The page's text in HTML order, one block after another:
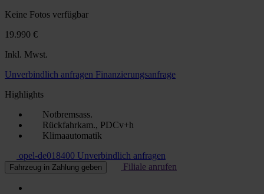
Keine Fotos verfügbar
19.990 €
Inkl. Mwst.
Unverbindlich anfragen Finanzierungsanfrage
Highlights
Notbremsass.
Rückfahrkam., PDCv+h
Klimaautomatik
opel-de018400 Unverbindlich anfragen
Fahrzeug in Zahlung geben Filiale anrufen